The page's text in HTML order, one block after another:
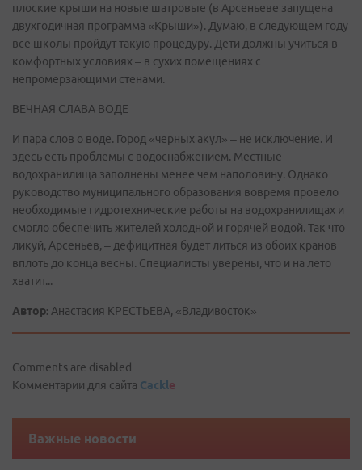
плоские крыши на новые шатровые (в Арсеньеве запущена
двухгодичная программа «Крыши»). Думаю, в следующем году
все школы пройдут такую процедуру. Дети должны учиться в
комфортных условиях – в сухих помещениях с
непромерзающими стенами.
ВЕЧНАЯ СЛАВА ВОДЕ
И пара слов о воде. Город «черных акул» – не исключение. И
здесь есть проблемы с водоснабжением. Местные
водохранилища заполнены менее чем наполовину. Однако
руководство муниципального образования вовремя провело
необходимые гидротехнические работы на водохранилищах и
смогло обеспечить жителей холодной и горячей водой. Так что
ликуй, Арсеньев, – дефицитная будет литься из обоих кранов
вплоть до конца весны. Специалисты уверены, что и на лето
хватит...
Автор: Анастасия КРЕСТЬЕВА, «Владивосток»
Comments are disabled
Комментарии для сайта Cackle
Важные новости